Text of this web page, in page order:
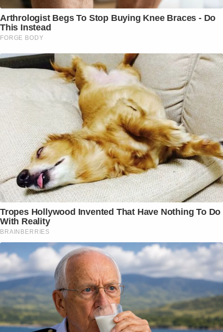
Arthrologist Begs To Stop Buying Knee Braces - Do
This Instead
FORGE BODY
Tropes Hollywood Invented That Have Nothing To Do
With Reality
BRAINBERRIES